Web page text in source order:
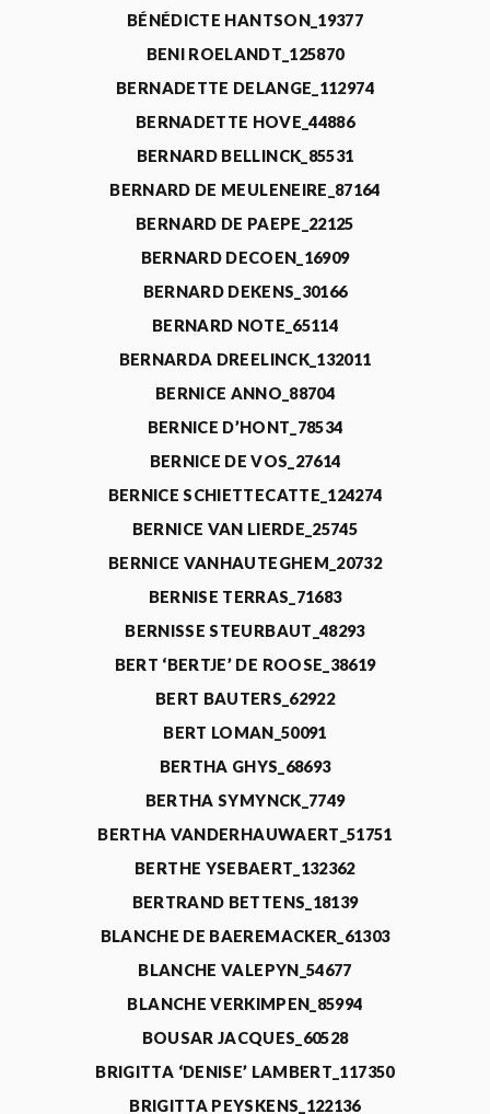
BÉNÉDICTE HANTSON_19377
BENI ROELANDT_125870
BERNADETTE DELANGE_112974
BERNADETTE HOVE_44886
BERNARD BELLINCK_85531
BERNARD DE MEULENEIRE_87164
BERNARD DE PAEPE_22125
BERNARD DECOEN_16909
BERNARD DEKENS_30166
BERNARD NOTE_65114
BERNARDA DREELINCK_132011
BERNICE ANNO_88704
BERNICE D’HONT_78534
BERNICE DE VOS_27614
BERNICE SCHIETTECATTE_124274
BERNICE VAN LIERDE_25745
BERNICE VANHAUTEGHEM_20732
BERNISE TERRAS_71683
BERNISSE STEURBAUT_48293
BERT ‘BERTJE’ DE ROOSE_38619
BERT BAUTERS_62922
BERT LOMAN_50091
BERTHA GHYS_68693
BERTHA SYMYNCK_7749
BERTHA VANDERHAUWAERT_51751
BERTHE YSEBAERT_132362
BERTRAND BETTENS_18139
BLANCHE DE BAEREMACKER_61303
BLANCHE VALEPYN_54677
BLANCHE VERKIMPEN_85994
BOUSAR JACQUES_60528
BRIGITTA ‘DENISE’ LAMBERT_117350
BRIGITTA PEYSKENS_122136